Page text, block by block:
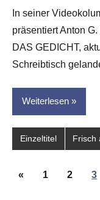
Leitner
In seiner
präsentiert Anton
DAS GEDICHT,
Schreibtisch
Weiterlesen
Einzeltitel Frisch
«Vorherige
1 2 3